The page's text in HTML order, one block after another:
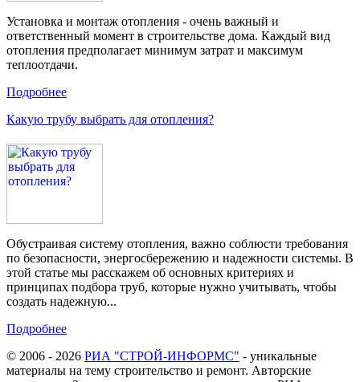
Установка и монтаж отопления - очень важный и
ответственный момент в строительстве дома. Каждый вид
отопления предполагает минимум затрат и максимум
теплоотдачи.
Подробнее
Какую трубу выбрать для отопления?
Обустраивая систему отопления, важно соблюсти требования
по безопасности, энергосбережению и надежности системы. В
этой статье мы расскажем об основных критериях и
принципах подбора труб, которые нужно учитывать, чтобы
создать надежную...
Подробнее
© 2006 - 2026 РИА "СТРОЙ-ИНФОРМС" - уникальные
материалы на тему строительство и ремонт. Авторские